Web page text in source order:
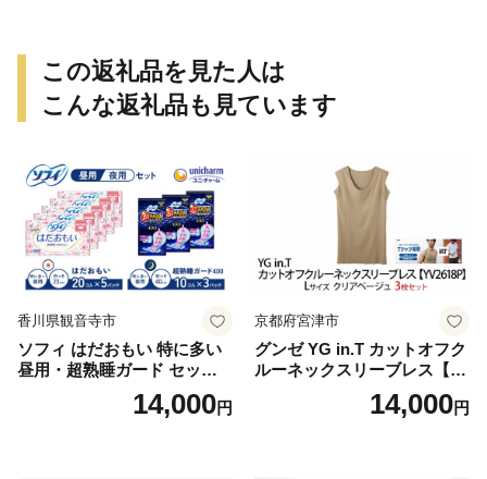
この返礼品を見た人は
こんな返礼品も見ています
香川県観音寺市
ソフィ はだおもい 特に多い
昼用・超熟睡ガード セット
羽付き ナプキン 生理用品 サ
ニタリー ユニ・チャーム
14,000円
京都府宮津市
グンゼ YG in.T カットオフク
ルーネックスリーブレス【Y
V2618P】Lサイズ クリアベ
ージュ3枚セット [№5716-04
14,000円